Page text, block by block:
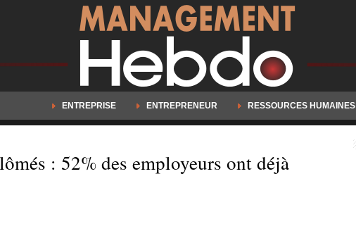
ENTREPRISE ENTREPRENEUR RESSOURCES HUMAINES
: 52% des employeurs ont déjà